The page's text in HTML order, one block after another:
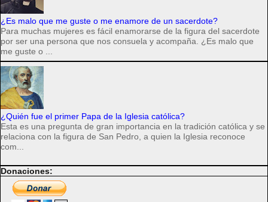
¿Es malo que me guste o me enamore de un sacerdote?
Para muchas mujeres es fácil enamorarse de la figura del sacerdote
por ser una persona que nos consuela y acompaña. ¿Es malo que
me guste o ...
¿Quién fue el primer Papa de la Iglesia católica?
Esta es una pregunta de gran importancia en la tradición católica y se
relaciona con la figura de San Pedro, a quien la Iglesia reconoce
com...
Donaciones: